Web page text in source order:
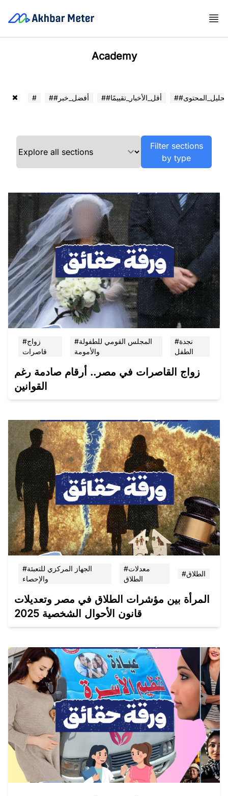
Academy
# ##أفضل_خبر ##أقل_الأخبار_تقييمًا ##تحليل_المحتوى
Filter sections
by type
#زواج
قاصرات
#المجلس القومي للطفولة
والأمومة
#نجدة
الطفل
زواج القاصرات في مصر.. أرقام صادمة رغم
القوانين
#الجهاز المركزي للتعبئة
والإحصاء
#معدلات
الطلاق
#الطلاق
المرأة بين مؤشرات الطلاق في مصر وتعديلات
قانون الأحوال الشخصية 2025